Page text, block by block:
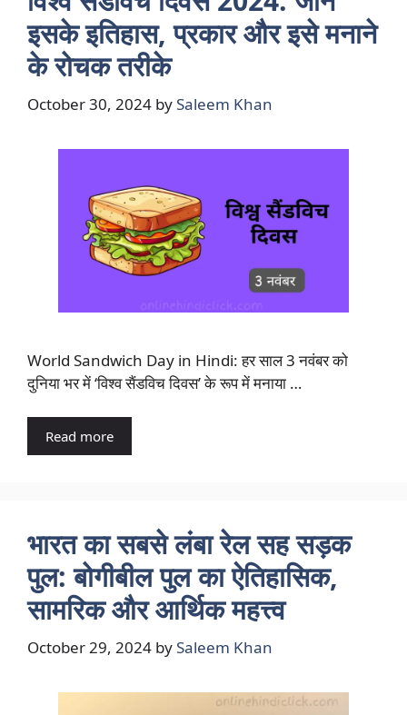
इसके इतिहास, प्रकार और इसे मनाने
के रोचक तरीके
October 30, 2024 bySaleem Khan
World Sandwich Day in Hindi: हर साल 3 नवंबर को
दुनिया भर में ‘विश्व सैंडविच दिवस’ के रूप में मनाया …
Read more
भारत का सबसे लंबा रेल सह सड़क
पुल: बोगीबील पुल का ऐतिहासिक,
सामरिक और आर्थिक महत्त्व
October 29, 2024 bySaleem Khan